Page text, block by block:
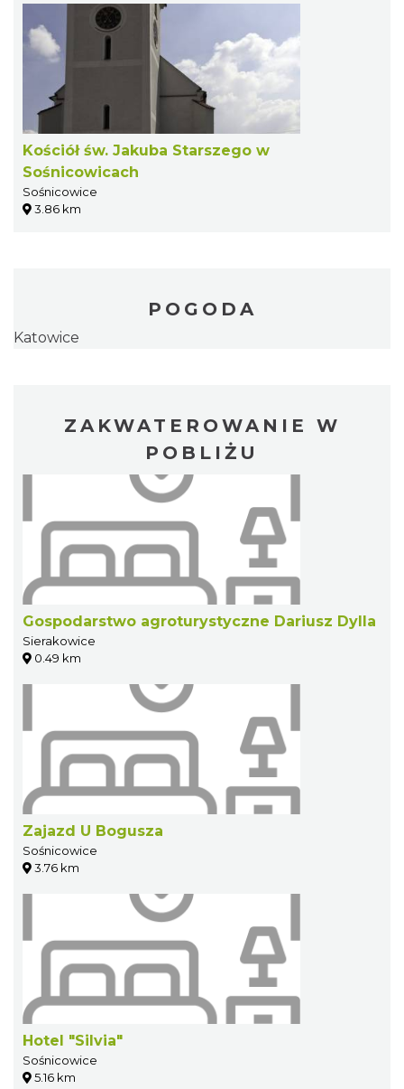
Kościół św. Jakuba Starszego w
Sośnicowicach
Sośnicowice
3.86 km
POGODA
Katowice
ZAKWATEROWANIE W
POBLIŻU
Gospodarstwo agroturystyczne Dariusz Dylla
Sierakowice
0.49 km
Zajazd U Bogusza
Sośnicowice
3.76 km
Hotel "Silvia"
Sośnicowice
5.16 km